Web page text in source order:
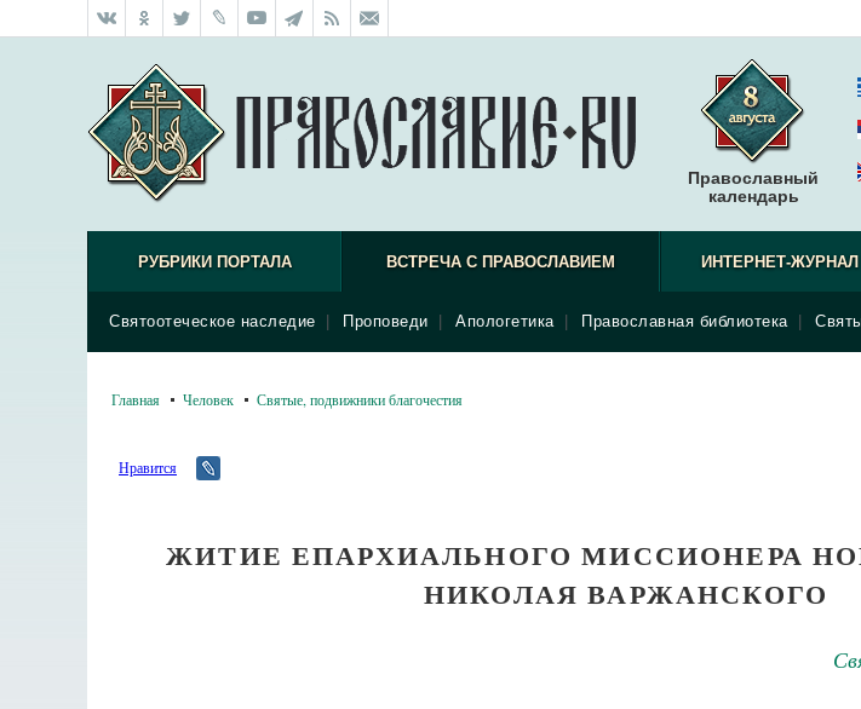
Православный
календарь
РУБРИКИ ПОРТАЛА ВСТРЕЧА С ПРАВОСЛАВИЕМ
Святоотеческое наследие Проповеди Апологетика Православная библиотека
ИНТЕРНЕТ-ЖУРНАЛ
Главная Человек Святые, подвижники благочестия
Нравится
ЖИТИЕ ЕПАРХИАЛЬНОГО МИССИОНЕРА
НИКОЛАЯ ВАРЖАНСКОГО